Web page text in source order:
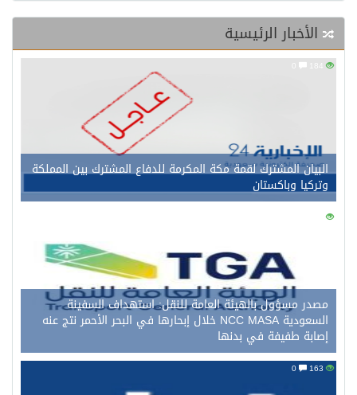
الأخبار الرئيسية
البيان المشترك لقمة مكة المكرمة للدفاع المشترك بين المملكة
وتركيا وباكستان
172
مصدر مسؤول بالهيئة العامة للنقل: استهداف السفينة
السعودية NCC MASA خلال إبحارها في البحر الأحمر نتج عنه
إصابة طفيفة في بدنها